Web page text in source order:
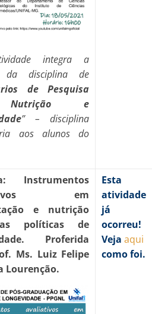
integra a
da disciplina de
de Pesquisa
e
” – disciplina
aos alunos do
Instrumentos
em
e nutrição
políticas de
Proferida
Ms. Luiz Felipe
Lourenção.
Esta
atividade
já
ocorreu!
Veja aqui
como foi.